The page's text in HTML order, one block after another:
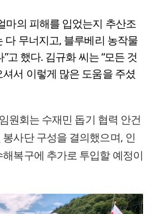
마의 피해를 입었는지 추산조
다 무너지고, 블루베리 농작물
고 했다. 김규화 씨는 “모든 것
서 이렇게 많은 도움을 주셨
원회는 수재민 돕기 협력 안건
사단 구성을 결의했으며, 인
복구에 추가로 투입할 예정이